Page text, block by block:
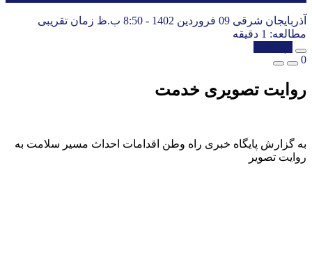
آذربایجان شرقی 09 فروردین 1402 - 8:50 ب.ظ
زمان تقریبی
مطالعه: 1 دقیقه
0
روایت تصویری خدمت
به گزارش پایگاه خبری راه وطن اقدامات احداث مسیر سلامت به
روایت تصویر